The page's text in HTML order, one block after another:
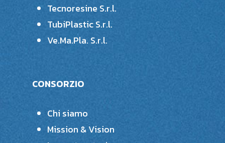
Tecnoresine S.r.l.
TubiPlastic S.r.l.
Ve.Ma.Pla. S.r.l.
CONSORZIO
Chi siamo
Mission & Vision